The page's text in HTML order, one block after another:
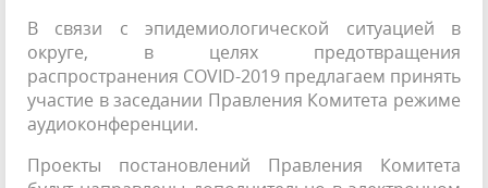
В связи с эпидемиологической ситуацией в
округе, в целях предотвращения
распространения COVID-2019 предлагаем принять
участие в заседании Правления Комитета режиме
аудиоконференции.
Проекты постановлений Правления Комитета